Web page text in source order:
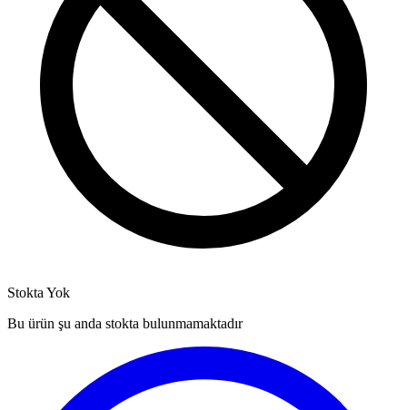
Stokta Yok
Bu ürün şu anda stokta bulunmamaktadır